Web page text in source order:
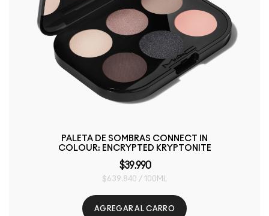
PALETA DE SOMBRAS CONNECT IN
COLOUR: ENCRYPTED KRYPTONITE
$39.990
$639.840 / 100ML
AGREGAR AL CARRO